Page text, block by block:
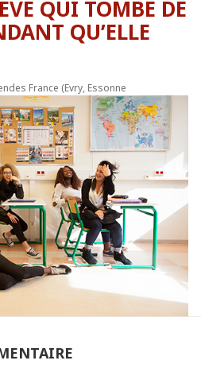
QUI TOMBE DE
QU’ELLE
France (Evry, Essonne